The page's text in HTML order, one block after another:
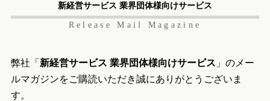
新経営サービス 業界団体様向けサービス
Release Mail Magazine
弊社「 新経営サービス 業界団体様向けサービス 」のメー
ルマガジンをご購読いただき誠にありがとうございま
す。